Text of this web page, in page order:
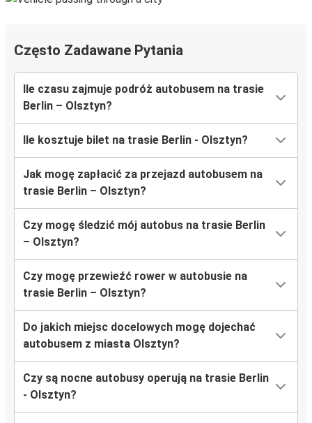
Często Zadawane Pytania
Ile czasu zajmuje podróż autobusem na trasie
Berlin – Olsztyn?
Ile kosztuje bilet na trasie Berlin - Olsztyn?
Jak mogę zapłacić za przejazd autobusem na
trasie Berlin – Olsztyn?
Czy mogę śledzić mój autobus na trasie Berlin
– Olsztyn?
Czy mogę przewieźć rower w autobusie na
trasie Berlin – Olsztyn?
Do jakich miejsc docelowych mogę dojechać
autobusem z miasta Olsztyn?
Czy są nocne autobusy operują na trasie Berlin
- Olsztyn?